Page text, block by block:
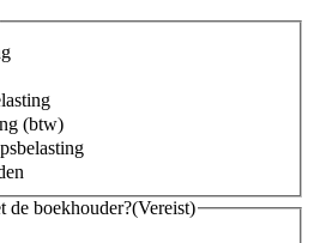
(btw)
de boekhouder?(Vereist)